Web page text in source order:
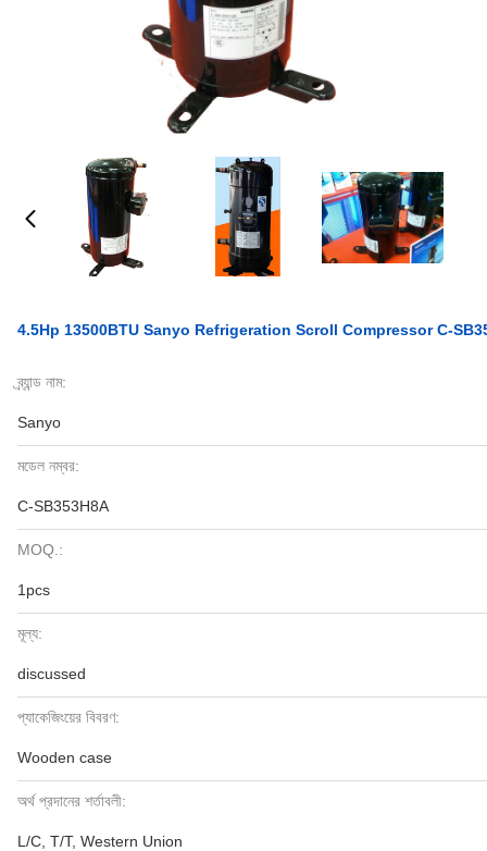
4.5Hp 13500BTU Sanyo Refrigeration Scroll Compressor C-
ব্র্যান্ড নাম:
Sanyo
মডেল নম্বর:
C-SB353H8A
MOQ.:
1pcs
মূল্য:
discussed
প্যাকেজিংয়ের বিবরণ:
Wooden case
অর্থ প্রদানের শর্তাবলী:
L/C, T/T, Western Union